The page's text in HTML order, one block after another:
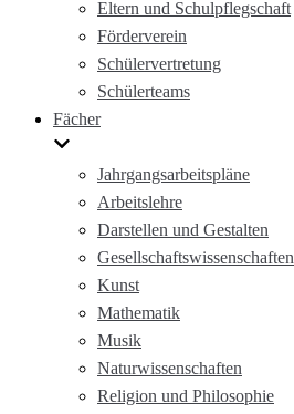
Eltern und Schulpflegschaft
Förderverein
Schülervertretung
Schülerteams
Fächer
Jahrgangsarbeitspläne
Arbeitslehre
Darstellen und Gestalten
Gesellschaftswissenschaften
Kunst
Mathematik
Musik
Naturwissenschaften
Religion und Philosophie